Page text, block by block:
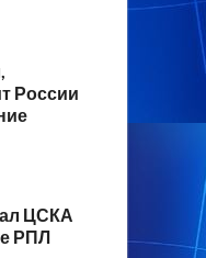
России
ЦСКА
РПЛ